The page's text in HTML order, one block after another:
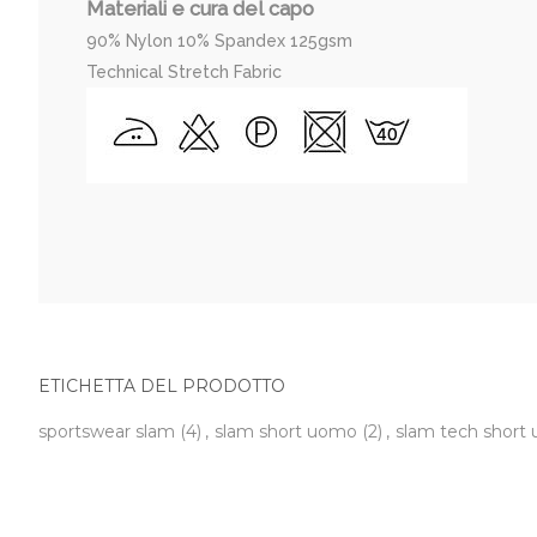
Materiali e cura del capo
90% Nylon 10% Spandex 125gsm
Technical Stretch Fabric
ETICHETTA DEL PRODOTTO
sportswear slam (4) , slam short uomo (2) , slam tech short